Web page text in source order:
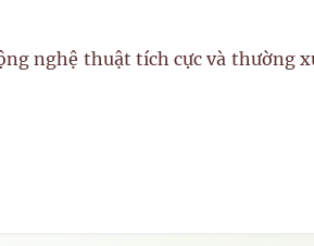
nghệ thuật tích cực và thường